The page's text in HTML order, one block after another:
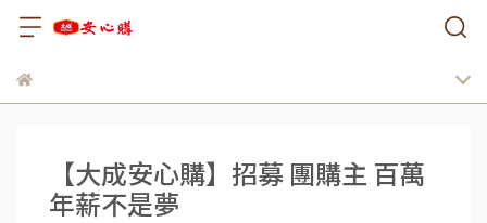
【大成安心購】招募 團購主 百萬
年薪不是夢